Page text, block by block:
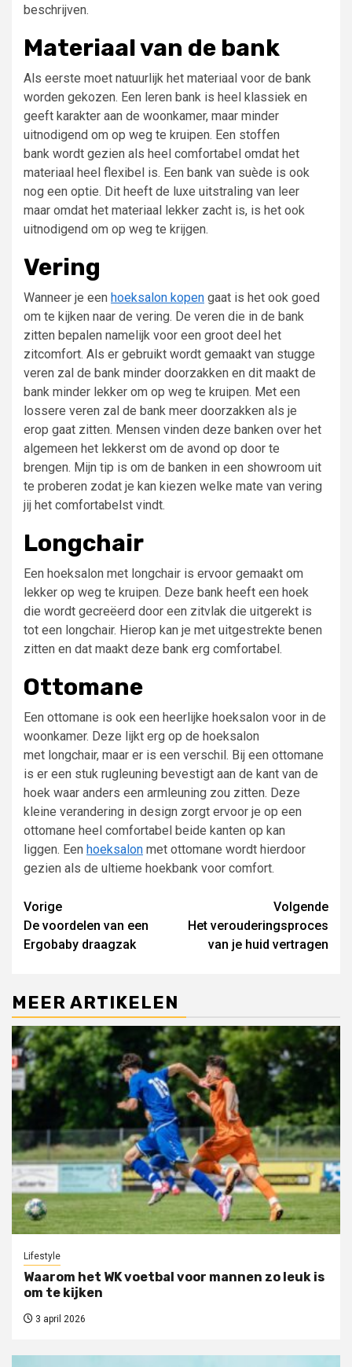
beschrijven.
Materiaal van de bank
Als eerste moet natuurlijk het materiaal voor de bank
worden gekozen. Een leren bank is heel klassiek en
geeft karakter aan de woonkamer, maar minder
uitnodigend om op weg te kruipen. Een stoffen
bank wordt gezien als heel comfortabel omdat het
materiaal heel flexibel is. Een bank van suède is ook
nog een optie. Dit heeft de luxe uitstraling van leer
maar omdat het materiaal lekker zacht is, is het ook
uitnodigend om op weg te krijgen.
Vering
Wanneer je een hoeksalon kopen gaat is het ook goed
om te kijken naar de vering. De veren die in de bank
zitten bepalen namelijk voor een groot deel het
zitcomfort. Als er gebruikt wordt gemaakt van stugge
veren zal de bank minder doorzakken en dit maakt de
bank minder lekker om op weg te kruipen. Met een
lossere veren zal de bank meer doorzakken als je
erop gaat zitten. Mensen vinden deze banken over het
algemeen het lekkerst om de avond op door te
brengen. Mijn tip is om de banken in een showroom uit
te proberen zodat je kan kiezen welke mate van vering
jij het comfortabelst vindt.
Longchair
Een hoeksalon met longchair is ervoor gemaakt om
lekker op weg te kruipen. Deze bank heeft een hoek
die wordt gecreëerd door een zitvlak die uitgerekt is
tot een longchair. Hierop kan je met uitgestrekte benen
zitten en dat maakt deze bank erg comfortabel.
Ottomane
Een ottomane is ook een heerlijke hoeksalon voor in de
woonkamer. Deze lijkt erg op de hoeksalon
met longchair, maar er is een verschil. Bij een ottomane
is er een stuk rugleuning bevestigt aan de kant van de
hoek waar anders een armleuning zou zitten. Deze
kleine verandering in design zorgt ervoor je op een
ottomane heel comfortabel beide kanten op kan
liggen. Een hoeksalon met ottomane wordt hierdoor
gezien als de ultieme hoekbank voor comfort.
Lees
verder
Vorige
De voordelen van een
Ergobaby draagzak
Volgende
Het verouderingsproces
van je huid vertragen
MEER ARTIKELEN
Lifestyle
Waarom het WK voetbal voor mannen zo leuk is
om te kijken
3 april 2026